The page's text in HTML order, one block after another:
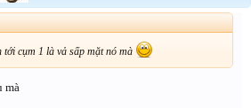
cụm 1 là vả sấp mặt nó mà
mà